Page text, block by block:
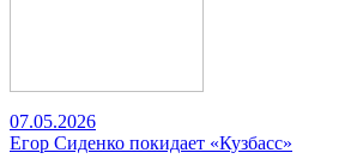
07.05.2026
Егор Сиденко покидает «Кузбасс»